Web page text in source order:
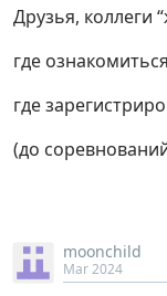
Друзья, коллеги
где
где
(до
moonchild
Mar 2024